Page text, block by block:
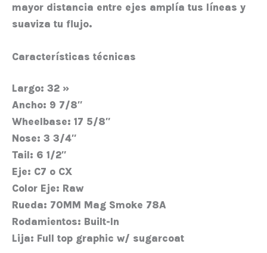
mayor distancia entre ejes amplía tus líneas y
suaviza tu flujo.
Características técnicas
Largo: 32 »
Ancho: 9 7/8″
Wheelbase: 17 5/8″
Nose: 3 3/4″
Tail: 6 1/2″
Eje: C7 o CX
Color Eje: Raw
Rueda: 70MM Mag Smoke 78A
Rodamientos: Built-In
Lija: Full top graphic w/ sugarcoat